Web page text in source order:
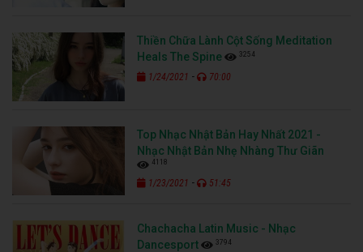
Thiền Chữa Lành Cột Sống Meditation
Heals The Spine
3254
1/24/2021 - 70:00
Top Nhạc Nhật Bản Hay Nhất 2021 -
Nhạc Nhật Bản Nhẹ Nhàng Thư Giãn
4118
1/23/2021 - 51:45
Chachacha Latin Music - Nhạc
Dancesport
3794